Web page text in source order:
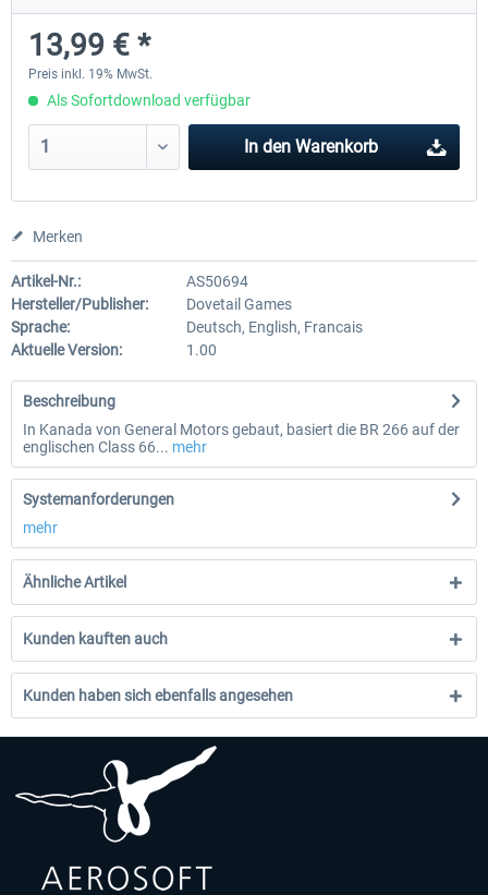
17,85 € *
13,99 € *
Preis inkl. 19% MwSt.
Als Sofortdownload verfügbar
In den Warenkorb
Merken
Artikel-Nr.:
AS50694
Hersteller/Publisher:
Dovetail Games
Sprache:
Deutsch, English, Francais
Aktuelle Version:
1.00
Beschreibung
In Kanada von General Motors gebaut, basiert die BR 266 auf der
englischen Class 66... mehr
Systemanforderungen
mehr
Ähnliche Artikel
Kunden kauften auch
Kunden haben sich ebenfalls angesehen